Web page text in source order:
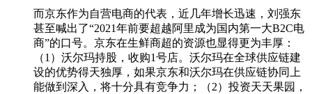
而京东作为自营电商的代表，近几年增长迅速，刘强东
甚至喊出了“2021年前要超越阿里成为国内第一大B2C电
商”的口号。京东在生鲜商超的资源也显得更为丰厚：
（1）沃尔玛持股，收购1号店。沃尔玛在全球供应链建
设的优势得天独厚，如果京东和沃尔玛在供应链协同上
能做到深入，将十分具有竞争力；（2）投资天天果园，